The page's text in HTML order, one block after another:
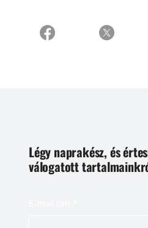
Légy naprakész, és
válogatott